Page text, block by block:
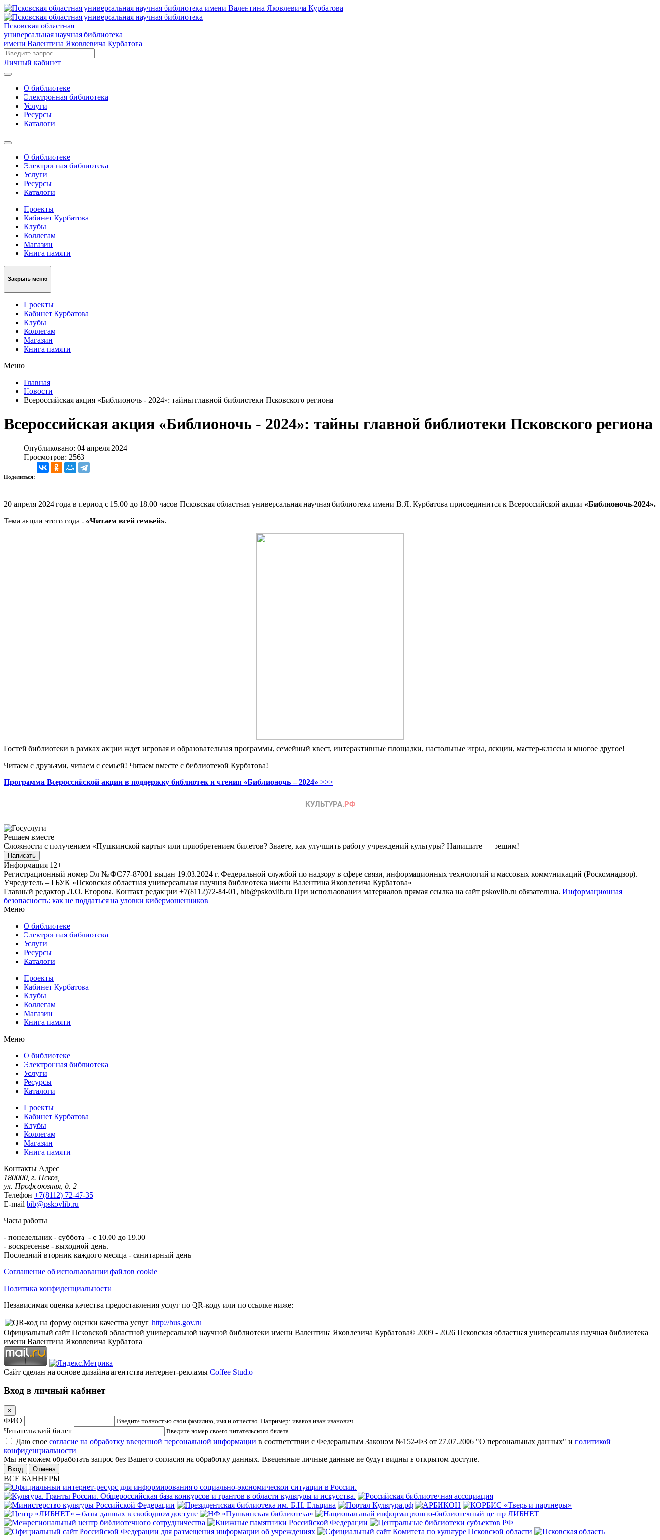
Псковская областная
универсальная научная библиотека
имени Валентина Яковлевича Курбатова
Личный кабинет
О библиотеке
Электронная библиотека
Услуги
Ресурсы
Каталоги
О библиотеке
Электронная библиотека
Услуги
Ресурсы
Каталоги
Проекты
Кабинет Курбатова
Клубы
Коллегам
Магазин
Книга памяти
Закрыть меню
Проекты
Кабинет Курбатова
Клубы
Коллегам
Магазин
Книга памяти
Меню
Главная
Новости
Всероссийская акция «Библионочь - 2024»: тайны главной библиотеки Псковского региона
Всероссийская акция «Библионочь - 2024»: тайны главной библиотеки Псковского региона
Опубликовано: 04 апреля 2024
Просмотров: 2563
Поделиться:
20 апреля 2024 года в период с 15.00 до 18.00 часов Псковская областная универсальная научная библиотека имени В.Я. Курбатова присоединится к Всероссийской акции «Библионочь-2024».
Тема акции этого года - «Читаем всей семьей».
Гостей библиотеки в рамках акции ждет игровая и образовательная программы, семейный квест, интерактивные площадки, настольные игры, лекции, мастер-классы и многое другое!
Читаем с друзьями, читаем с семьей! Читаем вместе с библиотекой Курбатова!
Программа Всероссийской акции в поддержку библиотек и чтения «Библионочь – 2024» >>>
Решаем вместе
Сложности с получением «Пушкинской карты» или приобретением билетов? Знаете, как улучшить работу учреждений культуры? Напишите — решим!
Написать
Информация 12+
Регистрационный номер Эл № ФС77-87001 выдан 19.03.2024 г. Федеральной службой по надзору в сфере связи, информационных технологий и массовых коммуникаций (Роскомнадзор).
Учредитель – ГБУК «Псковская областная универсальная научная библиотека имени Валентина Яковлевича Курбатова»
Главный редактор Л.О. Егорова. Контакт редакции +7(8112)72-84-01, bib@pskovlib.ru При использовании материалов прямая ссылка на сайт pskovlib.ru обязательна. Информационная
безопасность: как не поддаться на уловки кибермошенников
Меню
О библиотеке
Электронная библиотека
Услуги
Ресурсы
Каталоги
Проекты
Кабинет Курбатова
Клубы
Коллегам
Магазин
Книга памяти
Меню
О библиотеке
Электронная библиотека
Услуги
Ресурсы
Каталоги
Проекты
Кабинет Курбатова
Клубы
Коллегам
Магазин
Книга памяти
Контакты Адрес
180000, г. Псков,
ул. Профсоюзная, д. 2
Телефон +7(8112) 72-47-35
E-mail bib@pskovlib.ru
Часы работы
- понедельник - суббота - с 10.00 до 19.00
- воскресенье - выходной день.
Последний вторник каждого месяца - санитарный день
Соглашение об использовании файлов cookie
Политика конфиденциальности
Независимая оценка качества предоставления услуг по QR-коду или по ссылке ниже:
http://bus.gov.ru
Официальный сайт Псковской областной универсальной научной библиотеки имени Валентина Яковлевича Курбатова© 2009 - 2026 Псковская областная универсальная научная библиотека
имени Валентина Яковлевича Курбатова
Сайт сделан на основе дизайна агентства интернет-рекламы Coffee Studio
Вход в личный кабинет
×
ФИО Введите полностью свои фамилию, имя и отчество. Например: иванов иван иванович
Читательский билет Введите номер своего читательского билета.
Даю свое согласие на обработку введенной персональной информации в соответствии с Федеральным Законом №152-ФЗ от 27.07.2006 "О персональных данных" и политикой
конфиденциальности
Мы не можем обработать запрос без Вашего согласия на обработку данных. Введенные личные данные не будут видны в открытом доступе.
Отмена
ВСЕ БАННЕРЫ